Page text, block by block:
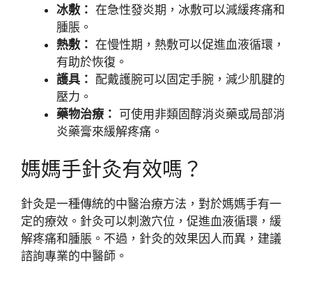
冰敷： 在急性發炎期，冰敷可以減緩疼痛和
腫脹。
熱敷： 在慢性期，熱敷可以促進血液循環，
有助於恢復。
護具： 配戴護腕可以固定手腕，減少肌腱的
壓力。
藥物治療： 可使用非類固醇消炎藥或局部消
炎藥膏來緩解疼痛。
媽媽手針灸有效嗎？
針灸是一種傳統的中醫治療方法，對於媽媽手有一
定的療效。針灸可以刺激穴位，促進血液循環，緩
解疼痛和腫脹。不過，針灸的效果因人而異，建議
諮詢專業的中醫師。